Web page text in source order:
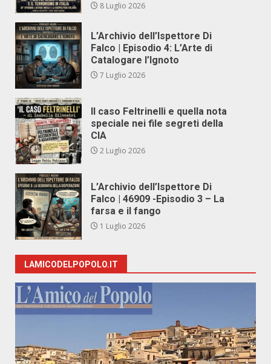
8 Luglio 2026
L’Archivio dell’Ispettore Di
Falco | Episodio 4: L’Arte di
Catalogare l’Ignoto
7 Luglio 2026
Il caso Feltrinelli e quella nota
speciale nei file segreti della
CIA
2 Luglio 2026
L’Archivio dell’Ispettore Di
Falco | 46909 -Episodio 3 – La
farsa e il fango
1 Luglio 2026
LAMICODELPOPOLO.IT